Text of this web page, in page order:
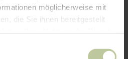
möglicherweise mit
die Sie ihnen bereitgestellt